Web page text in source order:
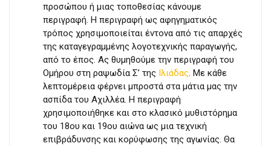
προσώπου ή μιας τοποθεσίας κάνουμε
περιγραφή. Η περιγραφή ως αφηγηματικός
τρόπος χρησιμοποιείται έντονα από τις απαρχές
της καταγεγραμμένης λογοτεχνικής παραγωγής,
από το έπος. Ας θυμηθούμε την περιγραφή του
Ομήρου στη ραψωδία Σ’ της Ιλιάδας. Με κάθε
λεπτομέρεια φέρνει μπροστά στα μάτια μας την
ασπίδα του Αχιλλέα. Η περιγραφή
χρησιμοποιήθηκε και στο κλασικό μυθιστόρημα
του 18ου και 19ου αιώνα ως μια τεχνική
επιβράδυνσης και κορύφωσης της αγωνίας. Θα